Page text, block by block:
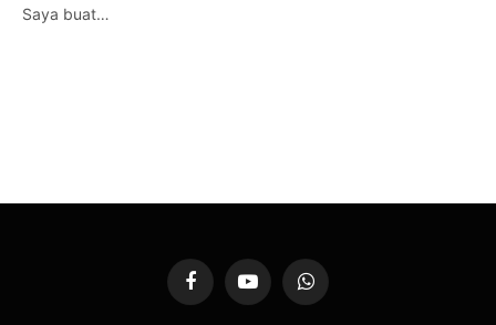
Saya buat…
FacebookYouTubeWhatsApp